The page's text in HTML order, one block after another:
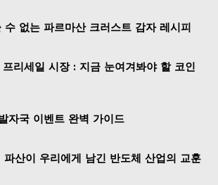
수 없는 파르마산 크러스트 감자 레시피
리세일 시장 : 지금 눈여겨봐야 할 코인
자국 이벤트 완벽 가이드
산이 우리에게 남긴 반도체 산업의 교훈